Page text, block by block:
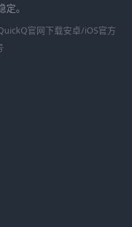
。
官网下载安卓/iOS官方